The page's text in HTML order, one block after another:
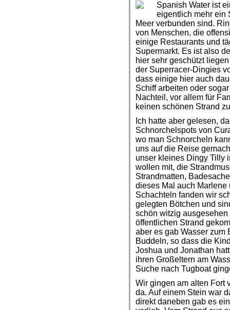
Spanish Water ist
eigentlich mehr ein
Meer verbunden sind.
von Menschen, die
einige Restaurants und
Supermarkt. Es ist also
hier sehr geschützt
der Superracer-Dingies
dass einige hier auch
Schiff arbeiten oder
Nachteil, vor allem für
keinen schönen Strand
Ich hatte aber gelesen,
Schnorchelspots von
wo man Schnorcheln
uns auf die Reise
unser kleines Dingy Tilly
wollen mit, die
Strandmatten,
dieses Mal auch
Schachteln fanden wir
gelegten Bötchen und
schön witzig
öffentlichen Strand
aber es gab Wasser
Buddeln, so dass die
Joshua und Jonathan
ihren Großeltern am
Suche nach Tugboat
Wir gingen am alten Fort
da. Auf einem Stein war
direkt daneben gab es